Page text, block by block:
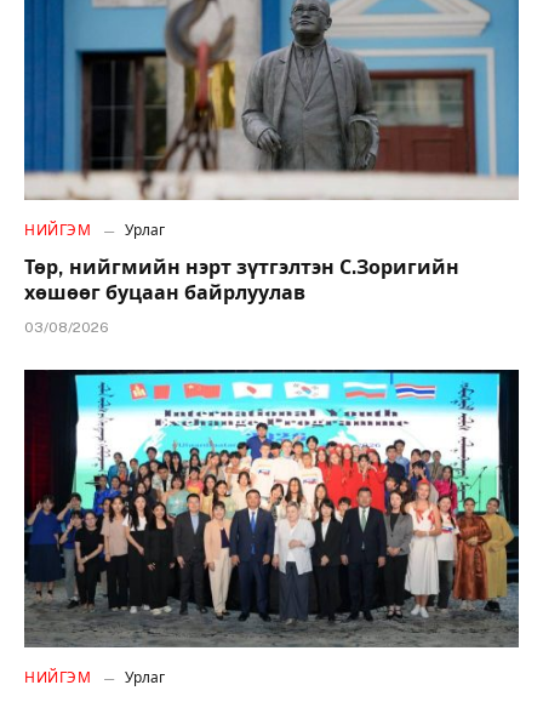
НИЙГЭМ Урлаг
Төр, нийгмийн нэрт зүтгэлтэн С.Зоригийн
хөшөөг буцаан байрлуулав
03/08/2026
НИЙГЭМ Урлаг